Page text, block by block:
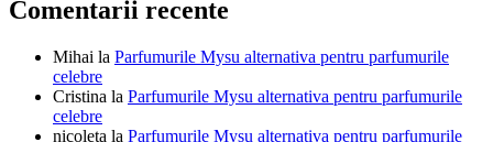
Comentarii recente
Mihai la Parfumurile Mysu alternativa pentru parfumurile
celebre
Cristina la Parfumurile Mysu alternativa pentru parfumurile
celebre
nicoleta la Parfumurile Mysu alternativa pentru parfumurile